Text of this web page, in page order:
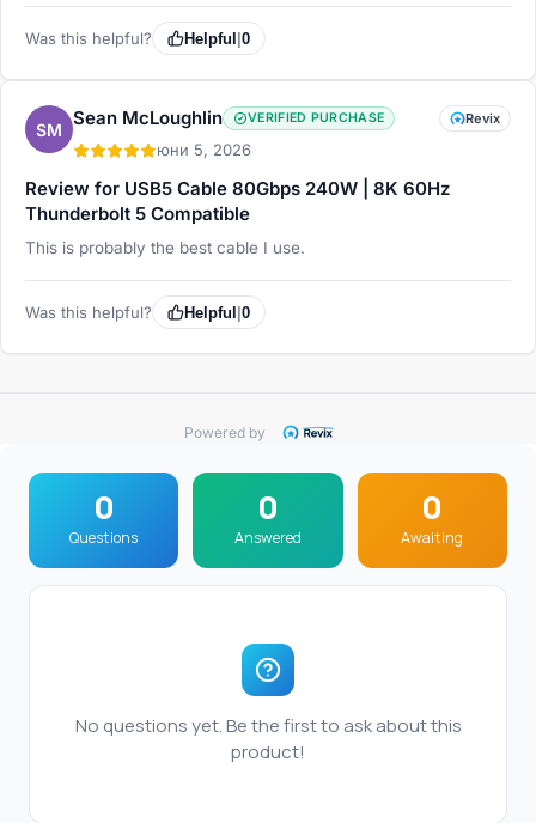
Was this helpful? Helpful|0
SM Sean McLoughlin VERIFIED PURCHASE
юни 5, 2026
Revix
Review for USB5 Cable 80Gbps 240W | 8K 60Hz
Thunderbolt 5 Compatible
This is probably the best cable I use.
Was this helpful? Helpful|0
Powered by